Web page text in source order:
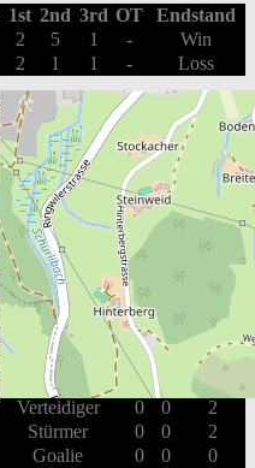
1st 2nd 3rd OT
Endstand
2 5 1 -
Win
2 1 1 - Loss
Position G
PIM
Stürmer 0
Verteidiger 0
2
Stürmer 0
Stürmer 2 2
0
Verteidiger
0
Verteidiger 0
0
Verteidiger 0 0
2
Stürmer 0 0
2
Goalie 0 0
0